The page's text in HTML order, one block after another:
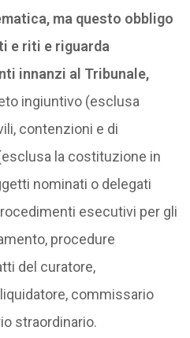
ma questo obbligo
e riti e riguarda
innanzi al Tribunale,
ingiuntivo (esclusa
contenzioni e di
la costituzione in
nominati o delegati
esecutivi per gli
procedure
del curatore,
commissario
straordinario.